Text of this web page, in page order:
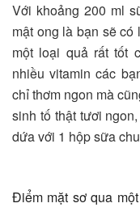
Với khoảng 200 ml
mật ong là bạn sẽ
một loại quả rất tốt
nhiều vitamin các
chỉ thơm ngon mà
sinh tố thật tươi
dứa với 1 hộp sữa
Điểm mặt sơ qua